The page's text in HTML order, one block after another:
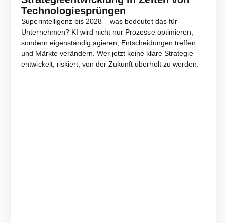
Technologiesprüngen
Superintelligenz bis 2028 – was bedeutet das für
Unternehmen? KI wird nicht nur Prozesse optimieren,
sondern eigenständig agieren, Entscheidungen treffen
und Märkte verändern. Wer jetzt keine klare Strategie
entwickelt, riskiert, von der Zukunft überholt zu werden.